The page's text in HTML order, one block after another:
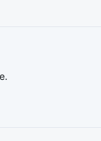
Conditions et règlement